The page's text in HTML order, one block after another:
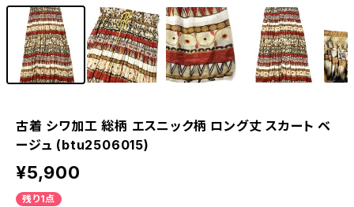
古着 シワ加工 総柄 エスニック柄 ロング丈 スカート ベ
ージュ (btu2506015)
¥5,900
残り1点